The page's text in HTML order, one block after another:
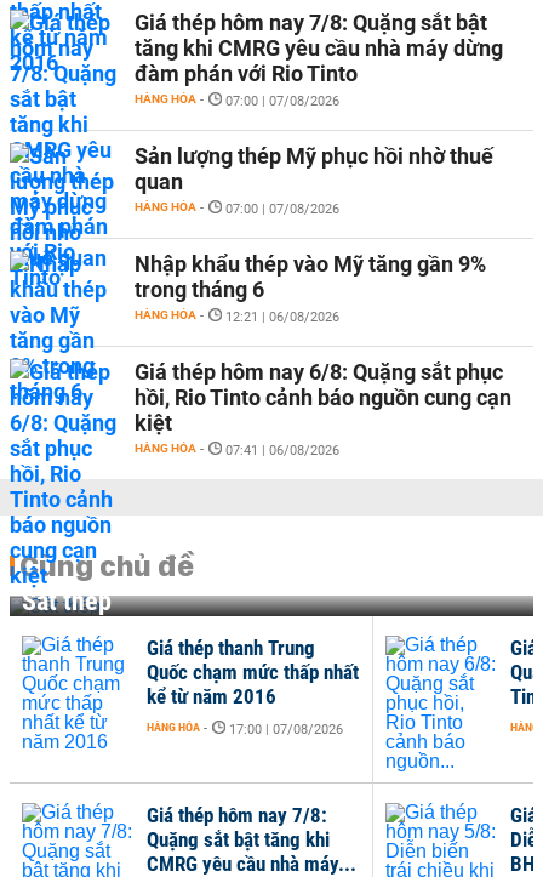
Giá thép hôm nay 7/8: Quặng sắt bật
tăng khi CMRG yêu cầu nhà máy dừng
đàm phán với Rio Tinto
HÀNG HÓA - 07:00 | 07/08/2026
Sản lượng thép Mỹ phục hồi nhờ thuế
quan
HÀNG HÓA - 07:00 | 07/08/2026
Nhập khẩu thép vào Mỹ tăng gần 9%
trong tháng 6
HÀNG HÓA - 12:21 | 06/08/2026
Giá thép hôm nay 6/8: Quặng sắt phục
hồi, Rio Tinto cảnh báo nguồn cung cạn
kiệt
HÀNG HÓA - 07:41 | 06/08/2026
Cùng chủ đề
Sắt thép
Giá thép thanh Trung
Quốc chạm mức thấp nhất
kể từ năm 2016
HÀNG HÓA - 17:00 | 07/08/2026
Giá thép hôm nay 7/8:
Quặng sắt bật tăng khi
CMRG yêu cầu nhà máy...
HÀNG